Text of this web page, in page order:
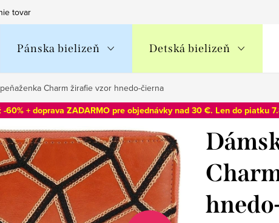
tovaru
Pánska bielizeň Detská bielizeň
Charm žirafie vzor hnedo-čierna
60% + doprava ZADARMO pre objednávky nad 30 €. Len do piatku